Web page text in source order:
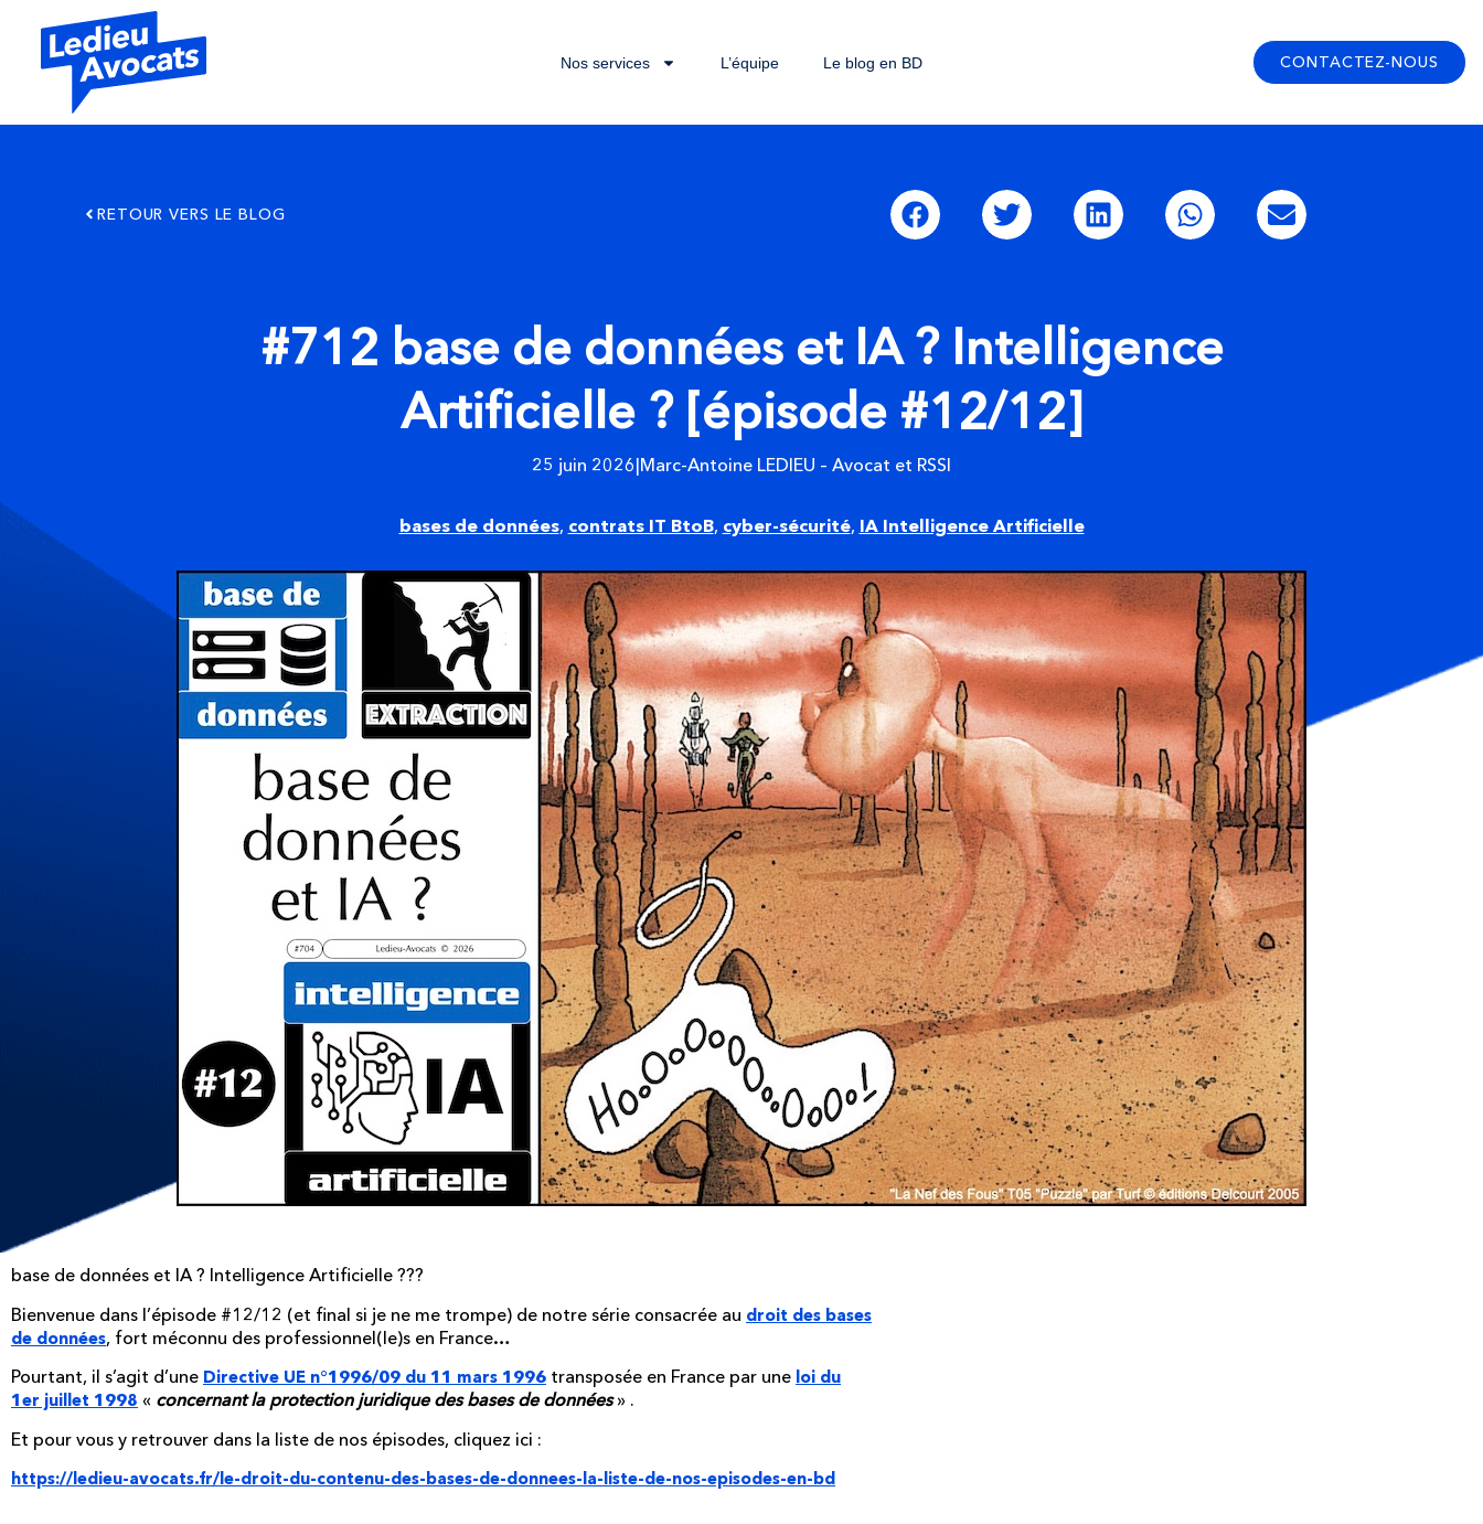
Nos services L’équipe Le blog en BD CONTACTEZ-NOUS
RETOUR VERS LE BLOG
#712 base de données et IA ? Intelligence
Artificielle ? [épisode #12/12]
25 juin 2026|Marc-Antoine LEDIEU – Avocat et RSSI
bases de données, contrats IT BtoB, cyber-sécurité, IA Intelligence Artificielle
base de données et IA ? Intelligence Artificielle ???
Bienvenue dans l’épisode #12/12 (et final si je ne me trompe) de notre série consacrée au droit des bases
de données, fort méconnu des professionnel(le)s en France…
Pourtant, il s’agit d’une Directive UE n°1996/09 du 11 mars 1996 transposée en France par une loi du
1er juillet 1998 « concernant la protection juridique des bases de données» .
Et pour vous y retrouver dans la liste de nos épisodes, cliquez ici :
https://ledieu-avocats.fr/le-droit-du-contenu-des-bases-de-donnees-la-liste-de-nos-episodes-en-bd